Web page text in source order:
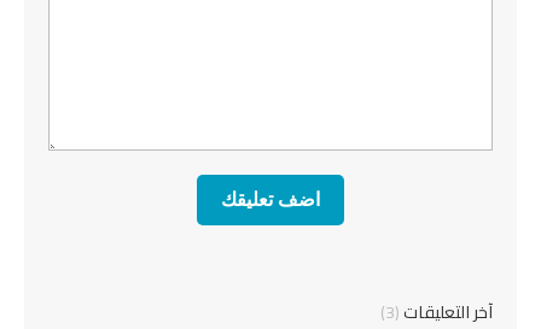
آخر التعليقات(3)